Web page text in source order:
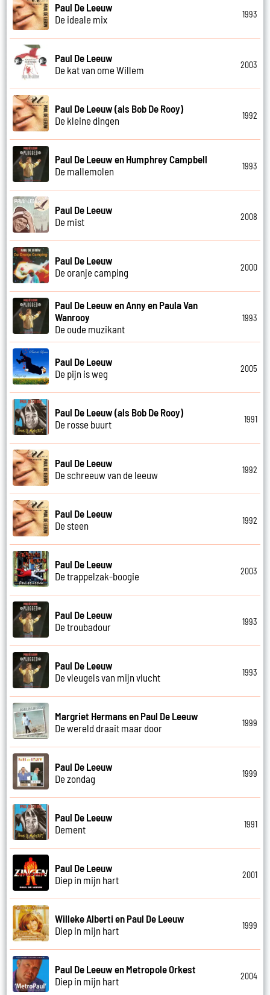
Paul De Leeuw
De ideale mix
1993
Paul De Leeuw
De kat van ome Willem
2003
Paul De Leeuw (als Bob De Rooy)
De kleine dingen
1992
Paul De Leeuw en Humphrey Campbell
De mallemolen
1993
Paul De Leeuw
De mist
2008
Paul De Leeuw
De oranje camping
2000
Paul De Leeuw en Anny en Paula Van
Wanrooy
De oude muzikant
1993
Paul De Leeuw
De pijn is weg
2005
Paul De Leeuw (als Bob De Rooy)
De rosse buurt
1991
Paul De Leeuw
De schreeuw van de leeuw
1992
Paul De Leeuw
De steen
1992
Paul De Leeuw
De trappelzak-boogie
2003
Paul De Leeuw
De troubadour
1993
Paul De Leeuw
De vleugels van mijn vlucht
1993
Margriet Hermans en Paul De Leeuw
De wereld draait maar door
1999
Paul De Leeuw
De zondag
1999
Paul De Leeuw
Dement
1991
Paul De Leeuw
Diep in mijn hart
2001
Willeke Alberti en Paul De Leeuw
Diep in mijn hart
1999
Paul De Leeuw en Metropole Orkest
Diep in mijn hart
2004